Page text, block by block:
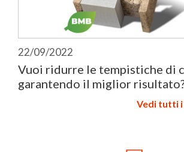
22/09/2022
Vuoi ridurre le tempistiche di
garantendo il miglior
Vedi tutti